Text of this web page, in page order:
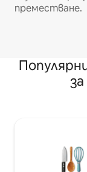
преместване.